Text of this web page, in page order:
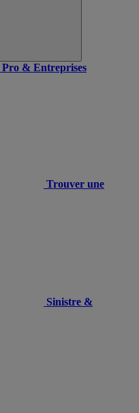
Pro & Entreprises
Trouver une
Sinistre &